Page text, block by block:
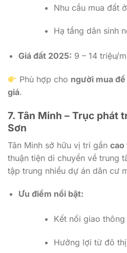
Nhu cầu mua đất
Hạ tầng dân sinh
Giá đất 2025: 9 – 14 triệu/
Phù hợp cho người mua
giá.
7. Tân Minh – Trục phát
Sơn
Tân Minh sở hữu vị trí gần cao
thuận tiện di chuyển về trung
tập trung nhiều dự án dân cư
Ưu điểm nổi bật:
Kết nối giao thông
Hưởng lợi từ đô